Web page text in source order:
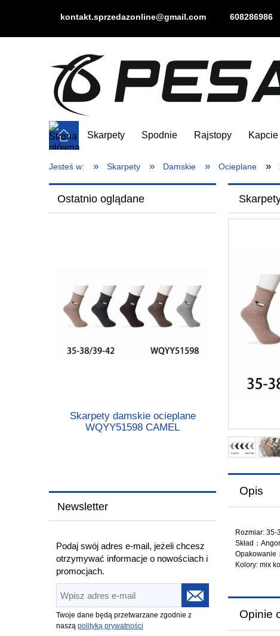
kontakt.sprzedazonline@gmail.com 608286986
Skarpety Spodnie Rajstopy Kapcie
Jesteś w: » Skarpety » Damskie » Ocieplane »
Ostatnio oglądane
Skarpety damskie ocieplane
WQYY51598 CAMEL
Newsletter
Podaj swój adres e-mail, jeżeli chcesz
otrzymywać informacje o nowościach i
promocjach.
Twoje dane będą przetwarzane zgodnie z
naszą polityką prywatności
Opis
Rozmiar: 35-
Skład：
Opakowanie
Kolory: mix
Opinie